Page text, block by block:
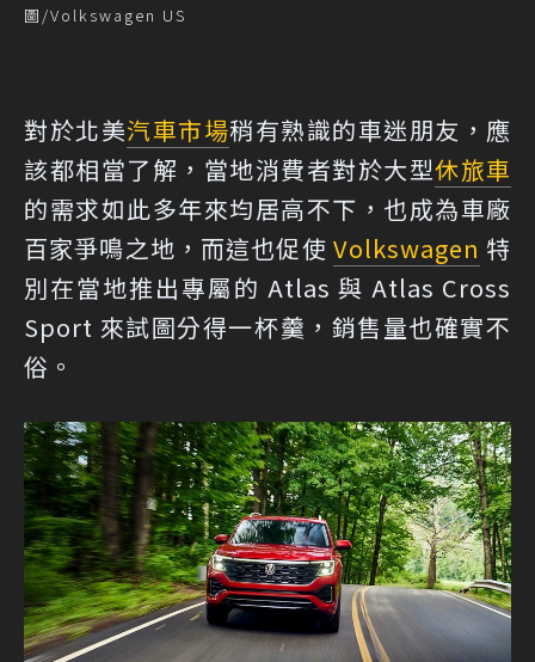
圖/Volkswagen US
對於北美汽車市場稍有熟識的車迷朋友，應
該都相當了解，當地消費者對於大型休旅車
的需求如此多年來均居高不下，也成為車廠
百家爭鳴之地，而這也促使 Volkswagen 特
別在當地推出專屬的 Atlas 與 Atlas Cross
Sport 來試圖分得一杯羹，銷售量也確實不
俗。